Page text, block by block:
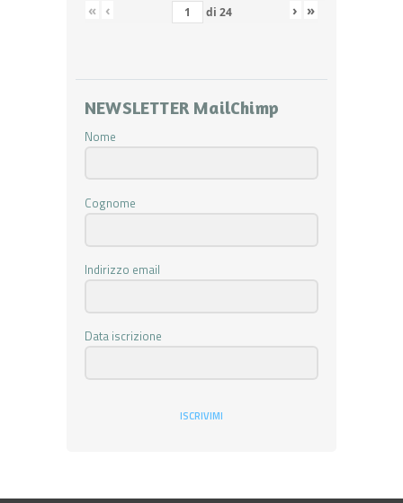
« ‹ di 24 › »
NEWSLETTER MailChimp
Nome
Cognome
Indirizzo email
Data iscrizione
ISCRIVIMI